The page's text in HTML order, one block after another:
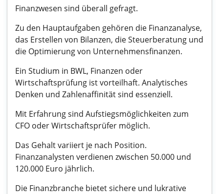
Finanzwesen sind überall gefragt.
Zu den Hauptaufgaben gehören die Finanzanalyse,
das Erstellen von Bilanzen, die Steuerberatung und
die Optimierung von Unternehmensfinanzen.
Ein Studium in BWL, Finanzen oder
Wirtschaftsprüfung ist vorteilhaft. Analytisches
Denken und Zahlenaffinität sind essenziell.
Mit Erfahrung sind Aufstiegsmöglichkeiten zum
CFO oder Wirtschaftsprüfer möglich.
Das Gehalt variiert je nach Position.
Finanzanalysten verdienen zwischen 50.000 und
120.000 Euro jährlich.
Die Finanzbranche bietet sichere und lukrative